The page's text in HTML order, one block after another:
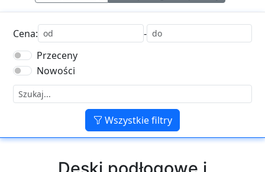
Cena:
-
Przeceny
Nowości
Wszystkie filtry